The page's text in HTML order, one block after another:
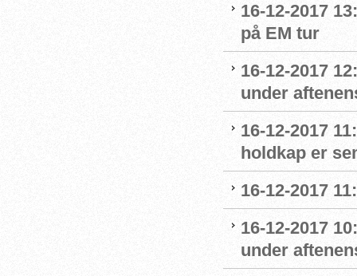
16-12-2017
på EM tur
16-12-2017
under
16-12-2017
holdkap er
16-12-2017
16-12-2017
under